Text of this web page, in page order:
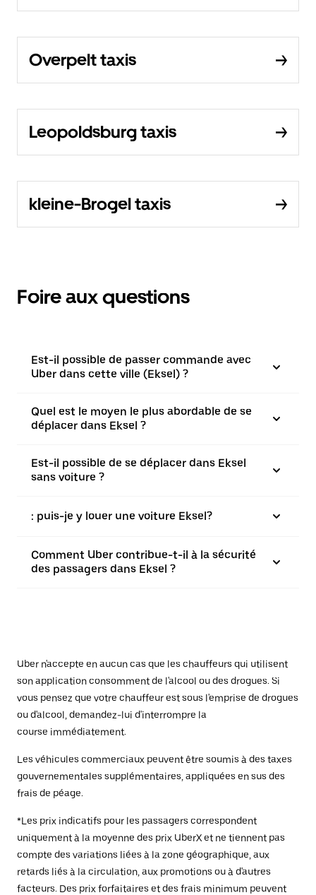
Overpelt taxis
Leopoldsburg taxis
kleine-Brogel taxis
Foire aux questions
Est-il possible de passer commande avec
Uber dans cette ville (Eksel) ?
Quel est le moyen le plus abordable de se
déplacer dans Eksel ?
Est-il possible de se déplacer dans Eksel
sans voiture ?
: puis-je y louer une voiture Eksel?
Comment Uber contribue-t-il à la sécurité
des passagers dans Eksel ?
Uber n'accepte en aucun cas que les chauffeurs qui utilisent
son application consomment de l'alcool ou des drogues. Si
vous pensez que votre chauffeur est sous l'emprise de drogues
ou d'alcool, demandez-lui d'interrompre la
course immédiatement.
Les véhicules commerciaux peuvent être soumis à des taxes
gouvernementales supplémentaires, appliquées en sus des
frais de péage.
*Les prix indicatifs pour les passagers correspondent
uniquement à la moyenne des prix UberX et ne tiennent pas
compte des variations liées à la zone géographique, aux
retards liés à la circulation, aux promotions ou à d'autres
facteurs. Des prix forfaitaires et des frais minimum peuvent